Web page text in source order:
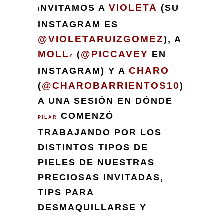
NVITAMOS A VIOLETA (SU
INSTAGRAM ES
@VIOLETARUIZGOMEZ), A
MOLL Y (@PICCAVEY EN
INSTAGRAM) Y A CHARO
(@CHAROBARRIENTOS10)
A UNA SESIÓN EN DÓNDE
PILAR
COMENZÓ
TRABAJANDO POR LOS
DISTINTOS TIPOS DE
PIELES DE NUESTRAS
PRECIOSAS INVITADAS,
TIPS PARA
DESMAQUILLARSE Y